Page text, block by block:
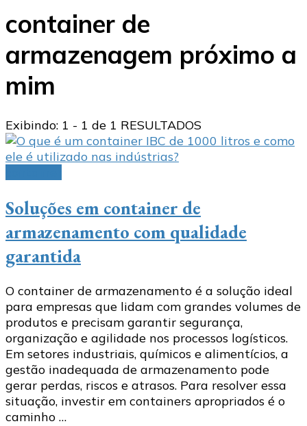
container de
armazenagem próximo a
mim
Exibindo: 1 - 1 de 1 RESULTADOS
Soluções em container de
armazenamento com qualidade
garantida
O container de armazenamento é a solução ideal
para empresas que lidam com grandes volumes de
produtos e precisam garantir segurança,
organização e agilidade nos processos logísticos.
Em setores industriais, químicos e alimentícios, a
gestão inadequada de armazenamento pode
gerar perdas, riscos e atrasos. Para resolver essa
situação, investir em containers apropriados é o
caminho …